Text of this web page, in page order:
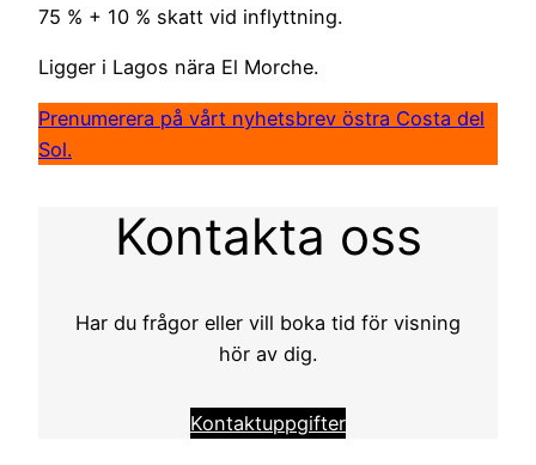
75 % + 10 % skatt vid inflyttning.
Ligger i Lagos nära El Morche.
Prenumerera på vårt nyhetsbrev östra Costa del
Sol.
Kontakta oss
Har du frågor eller vill boka tid för visning
hör av dig.
Kontaktuppgifter